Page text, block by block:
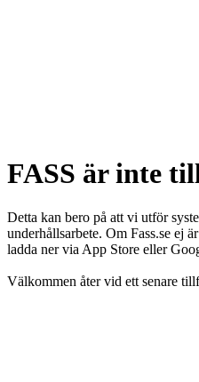
FASS är inte
Detta kan bero på att vi utför
underhållsarbete. Om Fass.se ej
ladda ner via App Store eller
Välkommen åter vid ett senare